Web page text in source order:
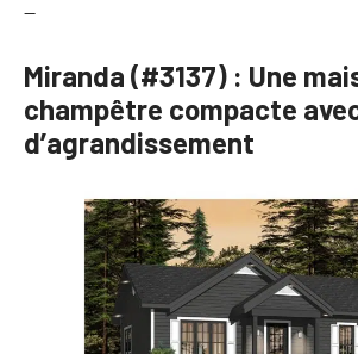
—
Miranda (#3137) : Une
champêtre compacte
d’agrandissement